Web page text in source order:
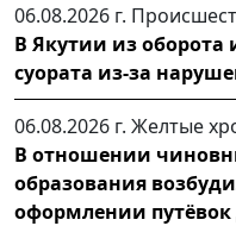
06.08.2026 г.
В Якутии из оборота
суората из-за
06.08.2026 г. Желтые
В отношении
образования
оформлении